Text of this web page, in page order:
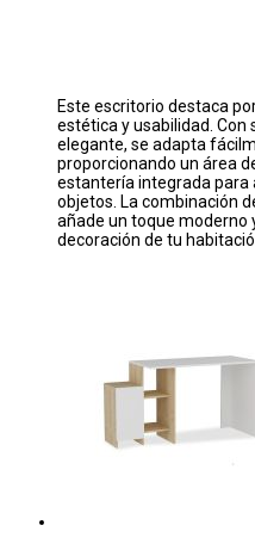
Este escritorio destaca
estética y usabilidad.
elegante, se adapta
proporcionando un área
estantería integrada para
objetos. La combinación
añade un toque moderno
decoración de tu